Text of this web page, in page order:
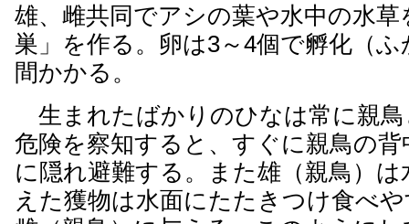
雄、雌共同でアシの葉や水中の水
巣」を作る。卵は3～4個で孵化（
間かかる。
生まれたばかりのひなは常に親鳥
危険を察知すると、すぐに親鳥の
に隠れ避難する。また雄（親鳥）
えた獲物は水面にたたきつけ食べ